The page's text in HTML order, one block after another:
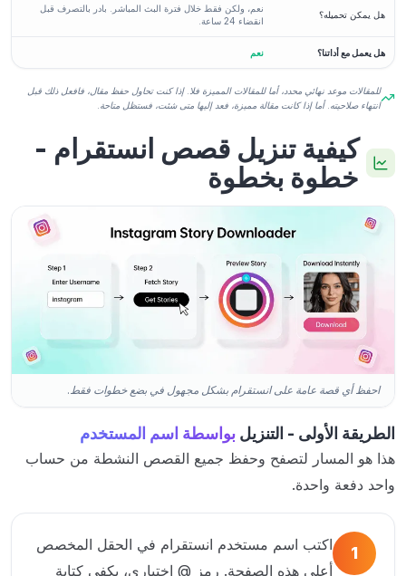
هل يمكن تحميله؟
نعم، ولكن فقط خلال فترة البث المباشر. بادر بالتصرف قبل
انقضاء 24 ساعة.
هل يعمل مع أداتنا؟ نعم
للمقالات موعد نهائي محدد، أما للمقالات المميزة فلا. إذا كنت تحاول حفظ مقال، فافعل ذلك قبل
انتهاء صلاحيته. أما إذا كانت مقالة مميزة، فعد إليها متى شئت، فستظل متاحة.
كيفية تنزيل قصص انستقرام -
خطوة بخطوة
احفظ أي قصة عامة على انستقرام بشكل مجهول في بضع خطوات فقط.
الطريقة الأولى - التنزيل بواسطة اسم المستخدم
هذا هو المسار لتصفح وحفظ جميع القصص النشطة من حساب
واحد دفعة واحدة.
1
اكتب اسم مستخدم انستقرام في الحقل المخصص
أعلى هذه الصفحة. رمز @ اختياري، يكفي كتابة